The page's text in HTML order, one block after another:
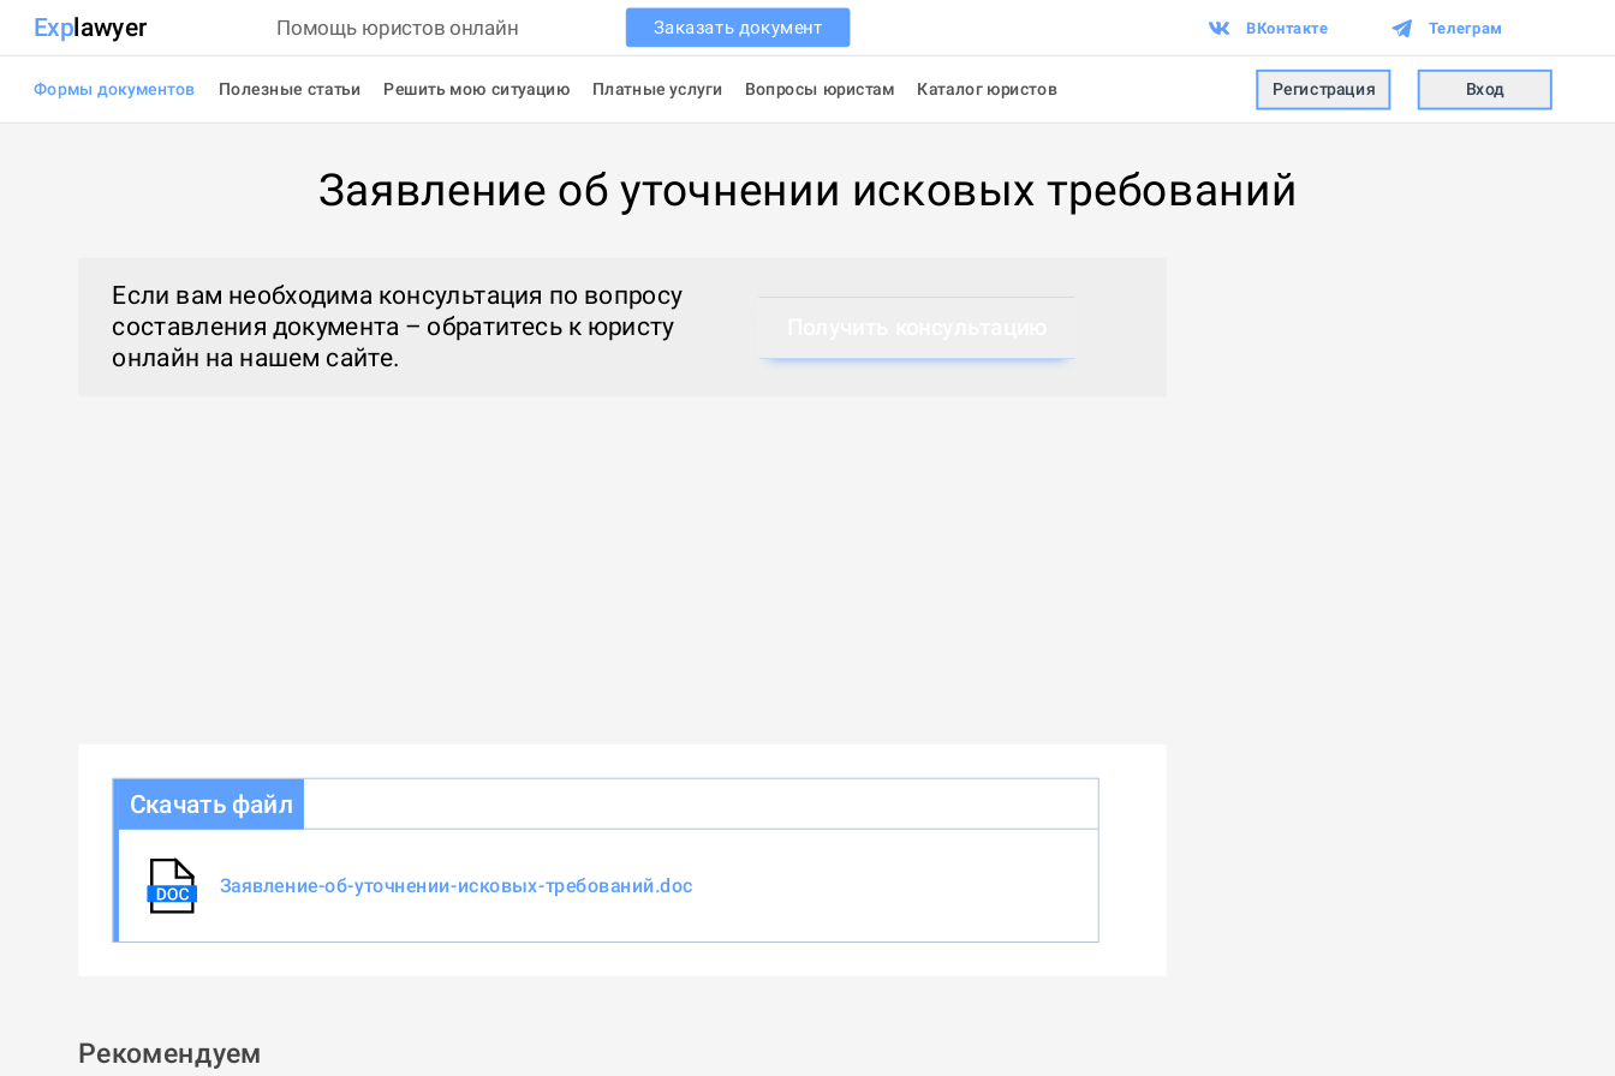
Explawyer Помощь юристов онлайн Заказать документ ВКонтакте Телеграм
Формы документов Полезные статьи Решить мою ситуацию Платные услуги Вопросы юристам Каталог юристов Регистрация Вход
Заявление об уточнении исковых требований
Если вам необходима консультация по вопросу
составления документа – обратитесь к юристу
онлайн на нашем сайте.
Скачать файл
Заявление-об-уточнении-исковых-требований.doc
Рекомендуем